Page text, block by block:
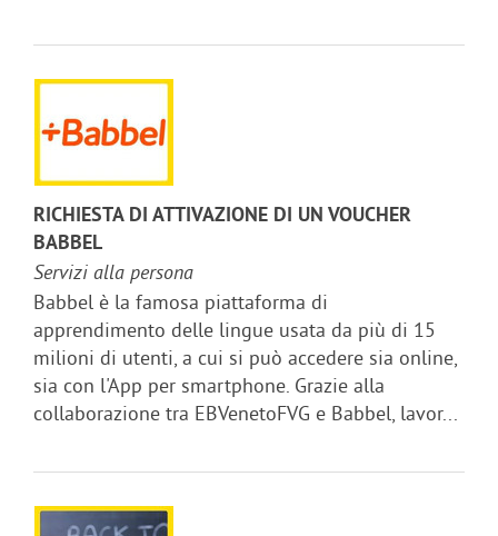
RICHIESTA DI ATTIVAZIONE DI UN VOUCHER
BABBEL
Servizi alla persona
Babbel è la famosa piattaforma di
apprendimento delle lingue usata da più di 15
milioni di utenti, a cui si può accedere sia online,
sia con l'App per smartphone. Grazie alla
collaborazione tra EBVenetoFVG e Babbel, lavor...